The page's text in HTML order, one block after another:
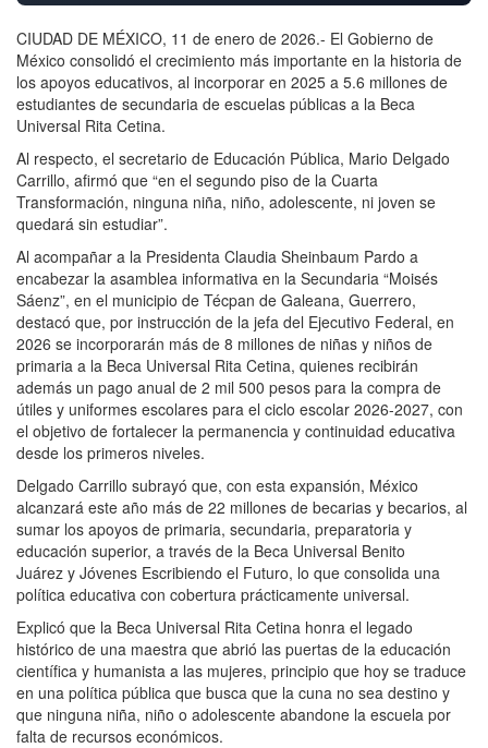
CIUDAD DE MÉXICO, 11 de enero de 2026.- El Gobierno de
México consolidó el crecimiento más importante en la historia de
los apoyos educativos, al incorporar en 2025 a 5.6 millones de
estudiantes de secundaria de escuelas públicas a la Beca
Universal Rita Cetina.
Al respecto, el secretario de Educación Pública, Mario Delgado
Carrillo, afirmó que “en el segundo piso de la Cuarta
Transformación, ninguna niña, niño, adolescente, ni joven se
quedará sin estudiar”.
Al acompañar a la Presidenta Claudia Sheinbaum Pardo a
encabezar la asamblea informativa en la Secundaria “Moisés
Sáenz”, en el municipio de Técpan de Galeana, Guerrero,
destacó que, por instrucción de la jefa del Ejecutivo Federal, en
2026 se incorporarán más de 8 millones de niñas y niños de
primaria a la Beca Universal Rita Cetina, quienes recibirán
además un pago anual de 2 mil 500 pesos para la compra de
útiles y uniformes escolares para el ciclo escolar 2026-2027, con
el objetivo de fortalecer la permanencia y continuidad educativa
desde los primeros niveles.
Delgado Carrillo subrayó que, con esta expansión, México
alcanzará este año más de 22 millones de becarias y becarios, al
sumar los apoyos de primaria, secundaria, preparatoria y
educación superior, a través de la Beca Universal Benito
Juárez y Jóvenes Escribiendo el Futuro, lo que consolida una
política educativa con cobertura prácticamente universal.
Explicó que la Beca Universal Rita Cetina honra el legado
histórico de una maestra que abrió las puertas de la educación
científica y humanista a las mujeres, principio que hoy se traduce
en una política pública que busca que la cuna no sea destino y
que ninguna niña, niño o adolescente abandone la escuela por
falta de recursos económicos.